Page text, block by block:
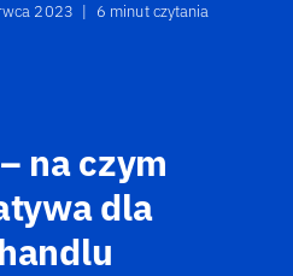
2023 | 6 minut czytania
na czym
dla